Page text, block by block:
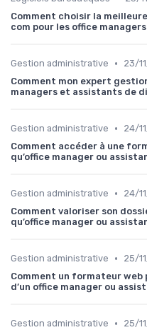
Comment choisir la
com pour les office
Gestion administrative •
23/
Comment mon expert
managers et assistants de
Gestion administrative •
24/
Comment accéder à une
qu’office manager ou
Gestion administrative •
24/
Comment valoriser son
qu’office manager ou
Gestion administrative •
25/
Comment un formateur
d’un office manager ou
Gestion administrative •
25/